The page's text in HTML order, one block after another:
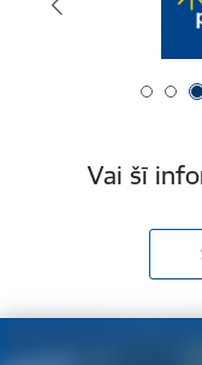
Vai šī